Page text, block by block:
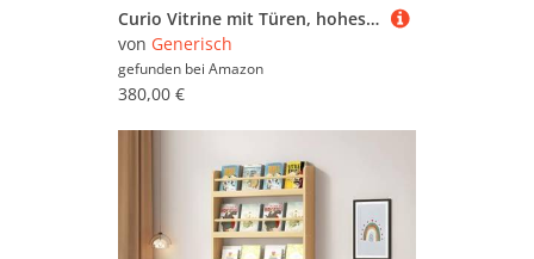
Curio Vitrine mit Türen, hohes Bücherregal, Aufbewahrungskoffer für Vitrinensammlungen, großes Glas-Bücherregal für Heimdekoration
von Generisch
gefunden bei Amazon
380,00 €